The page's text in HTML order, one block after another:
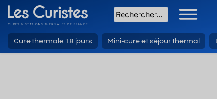
Cure thermale 18 jours Mini-cure et séjour thermal